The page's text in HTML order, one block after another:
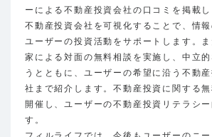
ーによる不動産投資会社の口コミを掲載
不動産投資会社を可視化することで、情報
ユーザーの投資活動をサポートします。
家による対面の無料相談を実施し、中立
うとともに、ユーザーの希望に沿う不動
社まで紹介します。不動産投資に関する
開催し、ユーザーの不動産投資リテラシ
す。